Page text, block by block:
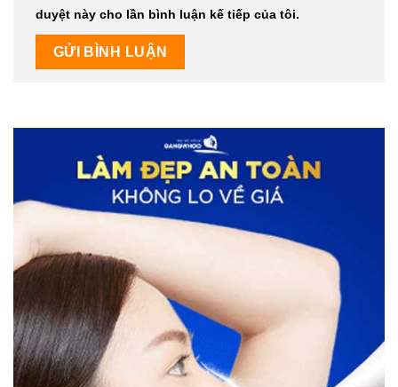
duyệt này cho lần bình luận kế tiếp của tôi.